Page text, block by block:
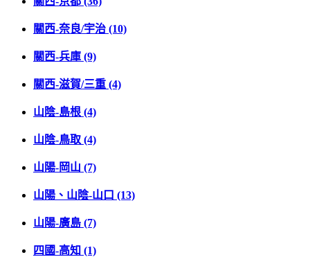
關西-奈良/宇治 (10)
關西-兵庫 (9)
關西-滋賀/三重 (4)
山陰-島根 (4)
山陰-鳥取 (4)
山陽-岡山 (7)
山陽、山陰-山口 (13)
山陽-廣島 (7)
四國-高知 (1)